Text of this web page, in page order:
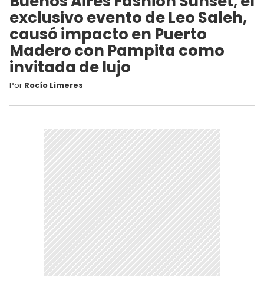
exclusivo evento de Leo Saleh,
causó impacto en Puerto
Madero con Pampita como
invitada de lujo
Por Rocío Limeres